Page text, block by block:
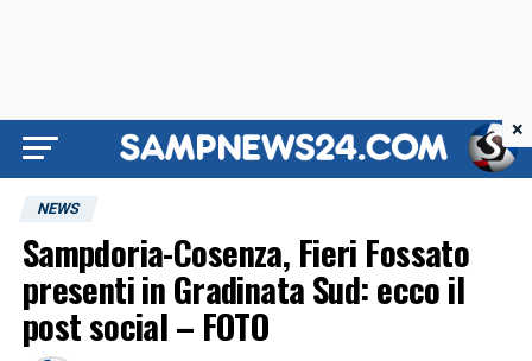
NEWS
Sampdoria-Cosenza, Fieri Fossato
presenti in Gradinata Sud: ecco il
post social – FOTO
×